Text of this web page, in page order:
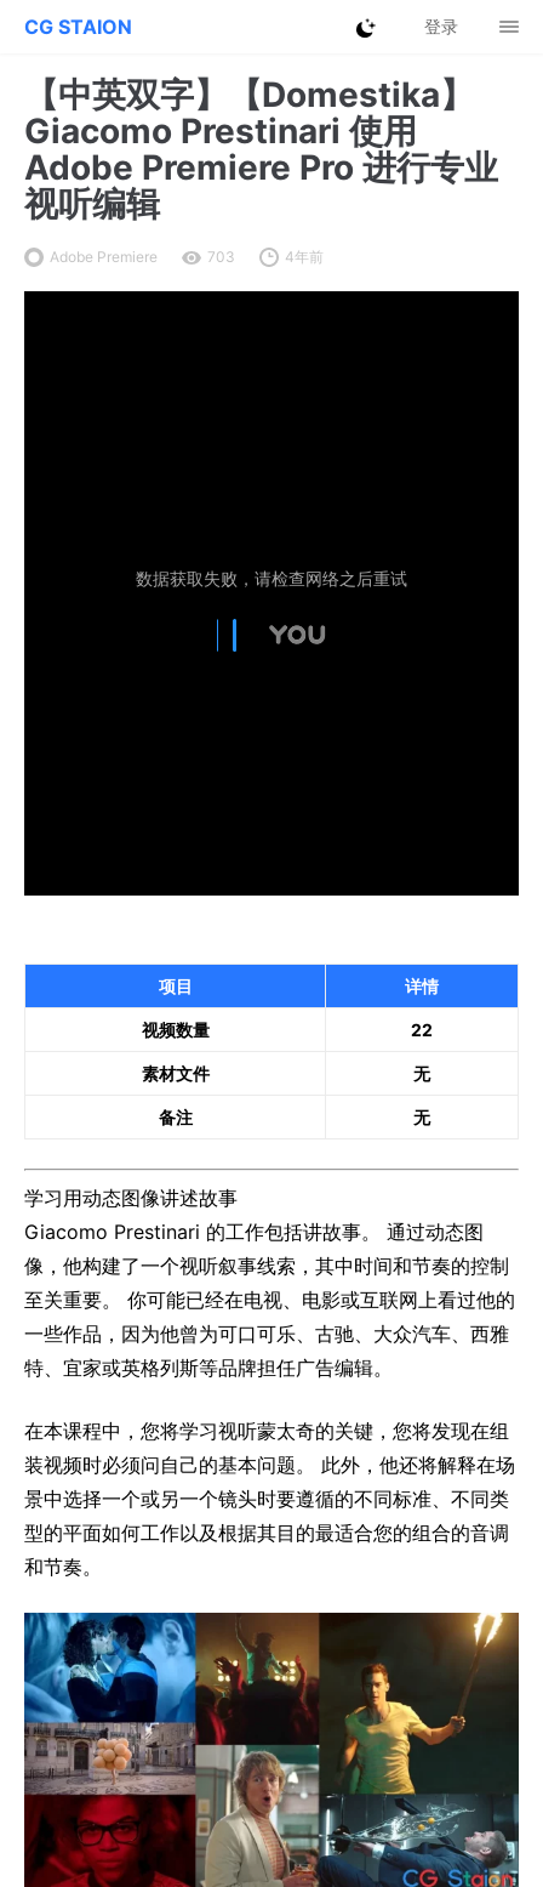
CG STAION 登录
【中英双字】【Domestika】
Giacomo Prestinari 使用
Adobe Premiere Pro 进行专业
视听编辑
Adobe Premiere 703 4年前
项目 详情
视频数量 22
素材文件 无
备注 无
学习用动态图像讲述故事
Giacomo Prestinari 的工作包括讲故事。 通过动态图
像，他构建了一个视听叙事线索，其中时间和节奏的控制
至关重要。 你可能已经在电视、电影或互联网上看过他的
一些作品，因为他曾为可口可乐、古驰、大众汽车、西雅
特、宜家或英格列斯等品牌担任广告编辑。
在本课程中，您将学习视听蒙太奇的关键，您将发现在组
装视频时必须问自己的基本问题。 此外，他还将解释在场
景中选择一个或另一个镜头时要遵循的不同标准、不同类
型的平面如何工作以及根据其目的最适合您的组合的音调
和节奏。